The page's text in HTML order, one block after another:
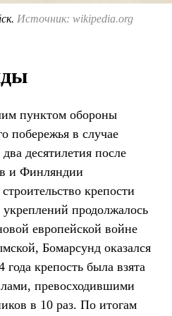
Источник: wikipedia.org
пунктом обороны
побережья в случае
десятилетия после
и Финляндии
крепости
продолжалось
европейской войне
Бомарсунд оказался
года крепость была взята
превосходившими
в 10 раз. По итогам